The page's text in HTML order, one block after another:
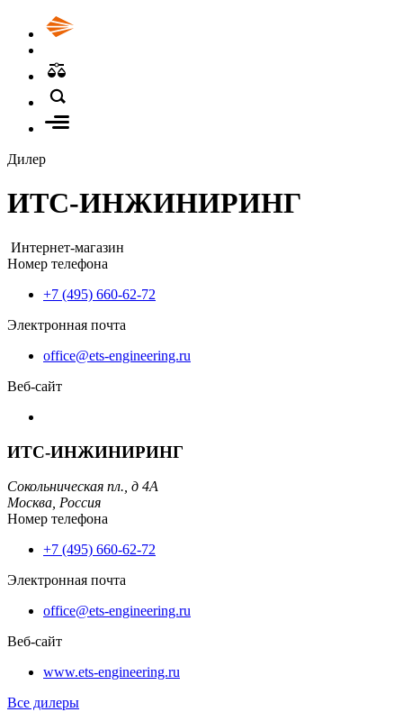
Дилер
ИТС-ИНЖИНИРИНГ
Интернет-магазин
Номер телефона
+7 (495) 660-62-72
Электронная почта
office@ets-engineering.ru
Веб-сайт
ИТС-ИНЖИНИРИНГ
Сокольническая пл., д 4А
Москва, Россия
Номер телефона
+7 (495) 660-62-72
Электронная почта
office@ets-engineering.ru
Веб-сайт
www.ets-engineering.ru
Все дилеры